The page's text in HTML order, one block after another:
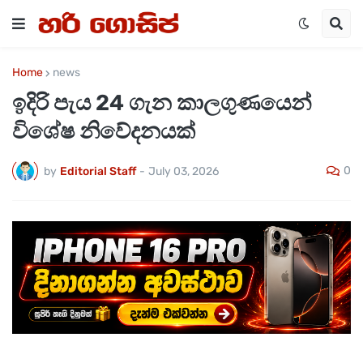
Home news
ඉදිරි පැය 24 ගැන කාලගුණයෙන්
විශේෂ නිවේදනයක්
by Editorial Staff - July 03, 2026 0